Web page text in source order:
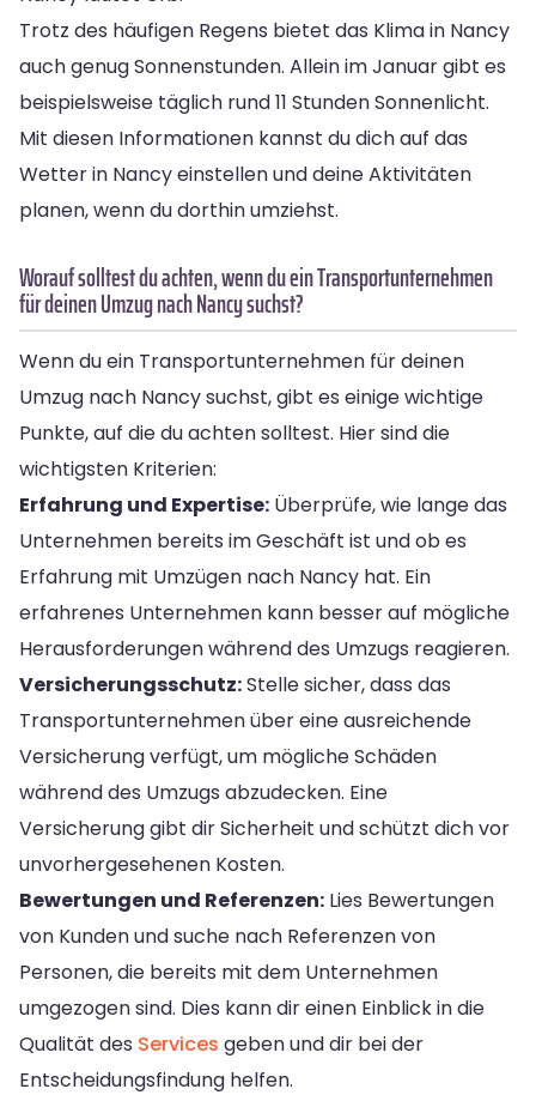
Trotz des häufigen Regens bietet das Klima in Nancy
auch genug Sonnenstunden. Allein im Januar gibt es
beispielsweise täglich rund 11 Stunden Sonnenlicht.
Mit diesen Informationen kannst du dich auf das
Wetter in Nancy einstellen und deine Aktivitäten
planen, wenn du dorthin umziehst.
Worauf solltest du achten, wenn du ein Transportunternehmen
für deinen Umzug nach Nancy suchst?
Wenn du ein Transportunternehmen für deinen
Umzug nach Nancy suchst, gibt es einige wichtige
Punkte, auf die du achten solltest. Hier sind die
wichtigsten Kriterien:
Erfahrung und Expertise: Überprüfe, wie lange das
Unternehmen bereits im Geschäft ist und ob es
Erfahrung mit Umzügen nach Nancy hat. Ein
erfahrenes Unternehmen kann besser auf mögliche
Herausforderungen während des Umzugs reagieren.
Versicherungsschutz:Stelle sicher, dass das
Transportunternehmen über eine ausreichende
Versicherung verfügt, um mögliche Schäden
während des Umzugs abzudecken. Eine
Versicherung gibt dir Sicherheit und schützt dich vor
unvorhergesehenen Kosten.
Bewertungen und Referenzen: Lies Bewertungen
von Kunden und suche nach Referenzen von
Personen, die bereits mit dem Unternehmen
umgezogen sind. Dies kann dir einen Einblick in die
Qualität des Services geben und dir bei der
Entscheidungsfindung helfen.